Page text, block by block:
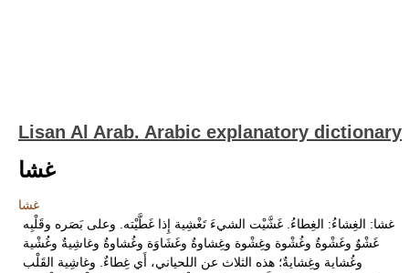
Lisan Al Arab. Arabic explanatory dictionary
غشا
غشا
غشا: الغِشاءُ: الغِطاءُ. غَشَّيْت الشيءَ تَغْشِية إِذا غَطَّيْته. وعلى بَصَره وقَلْبِه
غَشْوٌ وغَشْوةٌ وغُشْوة وغِشْوة وغِشاوةٌ وغَشَاوَة وغُشاوةٌ وغاشِيةٌ وغُشْية
وغُشاية وغِشايةٌ؛ هذه الثلاث عن اللحياني، أَي غِطاءٌ. وغاشِية القَلْب